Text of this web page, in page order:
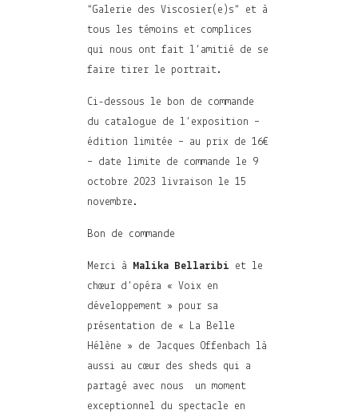
“Galerie des Viscosier(e)s” et à
tous les témoins et complices
qui nous ont fait l’amitié de se
faire tirer le portrait.
Ci-dessous le bon de commande
du catalogue de l’exposition –
édition limitée – au prix de 16€
– date limite de commande le 9
octobre 2023 livraison le 15
novembre.
Bon de commande
Merci à Malika Bellaribi et le
chœur d’opéra « Voix en
développement » pour sa
présentation de « La Belle
Hélène » de Jacques Offenbach là
aussi au cœur des sheds qui a
partagé avec nous un moment
exceptionnel du spectacle en